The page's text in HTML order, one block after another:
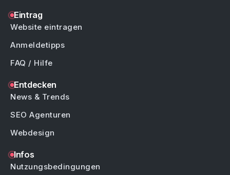
Eintrag
Website eintragen
Anmeldetipps
FAQ / Hilfe
Entdecken
News & Trends
SEO Agenturen
Webdesign
Infos
Nutzungsbedingungen